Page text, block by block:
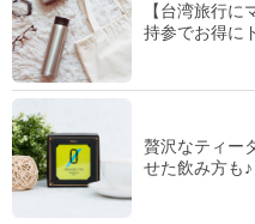
【台湾旅行
持参でお得に
贅沢なティー
せた飲み方も♪